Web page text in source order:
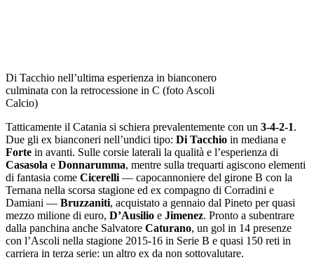
Di Tacchio nell’ultima esperienza in bianconero
culminata con la retrocessione in C (foto Ascoli
Calcio)
Tatticamente il Catania si schiera prevalentemente con un 3-4-2-1.
Due gli ex bianconeri nell’undici tipo: Di Tacchio in mediana e
Forte in avanti. Sulle corsie laterali la qualità e l’esperienza di
Casasola e Donnarumma, mentre sulla trequarti agiscono elementi
di fantasia come Cicerelli — capocannoniere del girone B con la
Ternana nella scorsa stagione ed ex compagno di Corradini e
Damiani — Bruzzaniti, acquistato a gennaio dal Pineto per quasi
mezzo milione di euro, D’Ausilio e Jimenez. Pronto a subentrare
dalla panchina anche Salvatore Caturano, un gol in 14 presenze
con l’Ascoli nella stagione 2015-16 in Serie B e quasi 150 reti in
carriera in terza serie: un altro ex da non sottovalutare.